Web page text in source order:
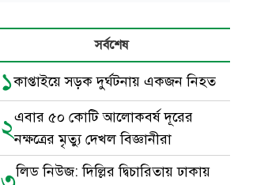
সর্বশেষ
১কাপ্তাইয়ে সড়ক দুর্ঘটনায় একজন নিহত
২এবার ৫০ কোটি আলোকবর্ষ দূরের
নক্ষত্রের মৃত্যু দেখল বিজ্ঞানীরা
লিড নিউজ: দিল্লির দ্বিচারিতায় ঢাকায়